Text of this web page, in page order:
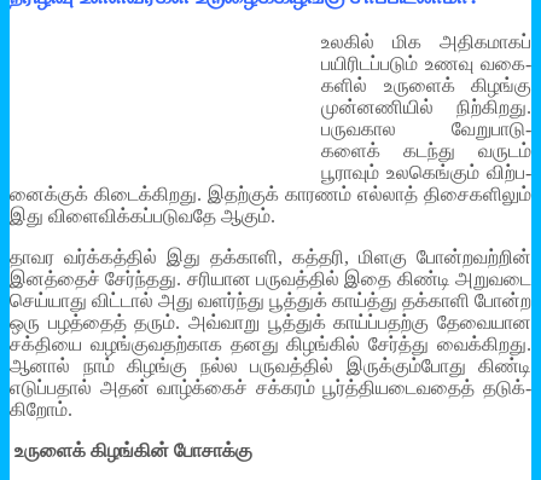
உலகில் மிக அதி­க­மாகப்
பயி­ரி­டப்­படும் உணவு வகை­
களில் உருளைக் கிழங்கு
முன்­ன­ணியில் நிற்­கி­றது.
பரு­வ­கால வேறு­பா­டு­
களைக் கடந்து வருடம்
பூராவும் உல­கெங்கும் விற்­ப­
னைக்குக் கிடைக்­கி­றது. இதற்குக் காரணம் எல்லாத் திசை­க­ளிலும்
இது விளை­விக்­கப்­ப­டு­வதே ஆகும்.
தாவர வர்க்­கத்தில் இது தக்­காளி, கத்­தரி, மிளகு போன்­ற­வற்றின்
இனத்தைச் சேர்ந்­தது. சரி­யான பரு­வத்தில் இதை கிண்டி அறு­வடை
செய்­யாது விட்டால் அது வளர்ந்து பூத்துக் காய்த்து தக்­காளி போன்ற
ஒரு பழத்தைத் தரும். அவ்­வாறு பூத்துக் காய்ப்­ப­தற்கு தேவை­யான
சக்­தியை வழங்­கு­வ­தற்­காக தனது கிழங்கில் சேர்த்து வைக்­கி­றது.
ஆனால் நாம் கிழங்கு நல்ல பரு­வத்தில் இருக்­கும்­போது கிண்டி
எடுப்­பதால் அதன் வாழ்க்கைச் சக்­கரம் பூர்த்­தி­ய­டை­வதைத் தடுக்­
கிறோம்.
உருளைக் கிழங்கின் போசாக்கு